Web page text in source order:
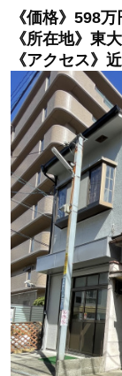
《価格》598
《所在地》東
《アクセス》